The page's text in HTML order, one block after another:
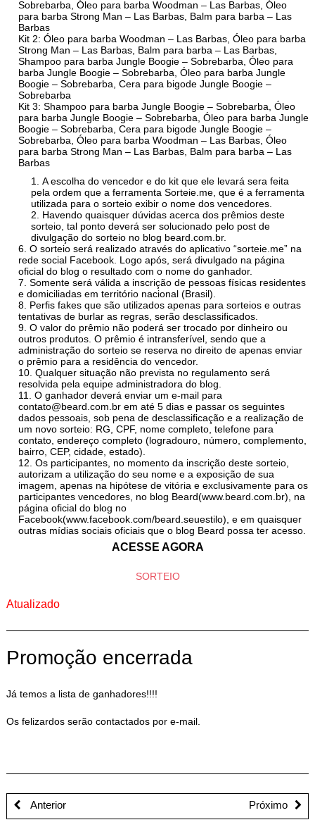
Sobrebarba, Óleo para barba Woodman – Las Barbas, Óleo
para barba Strong Man – Las Barbas, Balm para barba – Las
Barbas
Kit 2: Óleo para barba Woodman – Las Barbas, Óleo para barba
Strong Man – Las Barbas, Balm para barba – Las Barbas,
Shampoo para barba Jungle Boogie – Sobrebarba, Óleo para
barba Jungle Boogie – Sobrebarba, Óleo para barba Jungle
Boogie – Sobrebarba, Cera para bigode Jungle Boogie –
Sobrebarba
Kit 3: Shampoo para barba Jungle Boogie – Sobrebarba, Óleo
para barba Jungle Boogie – Sobrebarba, Óleo para barba Jungle
Boogie – Sobrebarba, Cera para bigode Jungle Boogie –
Sobrebarba, Óleo para barba Woodman – Las Barbas, Óleo
para barba Strong Man – Las Barbas, Balm para barba – Las
Barbas
A escolha do vencedor e do kit que ele levará sera feita
pela ordem que a ferramenta Sorteie.me, que é a ferramenta
utilizada para o sorteio exibir o nome dos vencedores.
Havendo quaisquer dúvidas acerca dos prêmios deste
sorteio, tal ponto deverá ser solucionado pelo post de
divulgação do sorteio no blog beard.com.br.
O sorteio será realizado através do aplicativo “sorteie.me” na
rede social Facebook. Logo após, será divulgado na página
oficial do blog o resultado com o nome do ganhador.
Somente será válida a inscrição de pessoas físicas residentes
e domiciliadas em território nacional (Brasil).
Perfis fakes que são utilizados apenas para sorteios e outras
tentativas de burlar as regras, serão desclassificados.
O valor do prêmio não poderá ser trocado por dinheiro ou
outros produtos. O prêmio é intransferível, sendo que a
administração do sorteio se reserva no direito de apenas enviar
o prêmio para a residência do vencedor.
Qualquer situação não prevista no regulamento será
resolvida pela equipe administradora do blog.
O ganhador deverá enviar um e-mail para
contato@beard.com.br em até 5 dias e passar os seguintes
dados pessoais, sob pena de desclassificação e a realização de
um novo sorteio: RG, CPF, nome completo, telefone para
contato, endereço completo (logradouro, número, complemento,
bairro, CEP, cidade, estado).
Os participantes, no momento da inscrição deste sorteio,
autorizam a utilização do seu nome e a exposição de sua
imagem, apenas na hipótese de vitória e exclusivamente para os
participantes vencedores, no blog Beard(www.beard.com.br), na
página oficial do blog no
Facebook(www.facebook.com/beard.seuestilo), e em quaisquer
outras mídias sociais oficiais que o blog Beard possa ter acesso.
ACESSE AGORA
SORTEIO
Atualizado
Promoção encerrada
Já temos a lista de ganhadores!!!!
Os felizardos serão contactados por e-mail.
Anterior Próximo